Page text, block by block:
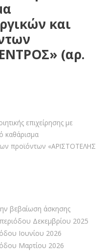
και
(αρ.
επιχείρησης με
καθάρισμα
προϊόντων «ΑΡΙΣΤΟΤΕΛΗΣ
βεβαίωση άσκησης
Δεκεμβρίου 2025
Ιουνίου 2026
Μαρτίου 2026